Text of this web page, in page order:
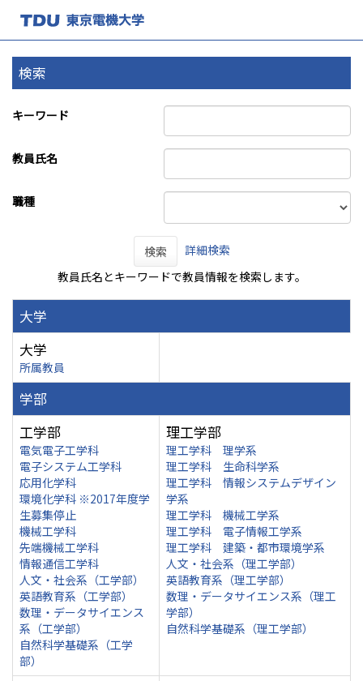
検索
キーワード
教員氏名
職種
検索
詳細検索
教員氏名とキーワードで教員情報を検索します。
大学
大学
所属教員
学部
工学部
電気電子工学科
電子システム工学科
応用化学科
環境化学科 ※2017年度学
生募集停止
機械工学科
先端機械工学科
情報通信工学科
人文・社会系（工学部）
英語教育系（工学部）
数理・データサイエンス
系（工学部）
自然科学基礎系（工学
部）
理工学部
理工学科 理学系
理工学科 生命科学系
理工学科 情報システムデザイン
学系
理工学科 機械工学系
理工学科 電子情報工学系
理工学科 建築・都市環境学系
人文・社会系（理工学部）
英語教育系（理工学部）
数理・データサイエンス系（理工
学部）
自然科学基礎系（理工学部）